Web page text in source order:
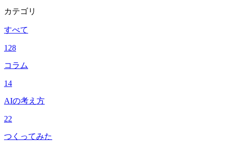
カテゴリ
すべて
128
コラム
14
AIの考え方
22
つくってみた